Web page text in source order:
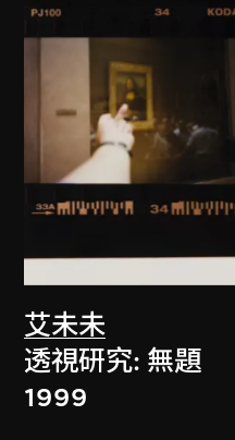
艾未未
透視研究: 無題
1999